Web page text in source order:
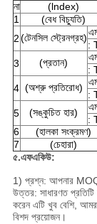
না
(lndex)
1
(বেধ বিচ্যুতি)
2(টেনসিল স্ট্রেনগ্রহ)
:
3
(প্রতান)
:
4 (অশ্রু প্রতিরোধ)
:
5
(সঙ্কুচিত হার)
:
6
(হালকা সংক্রমণ)
7
(চেহারা)
৫.এফএকিউ:
1) প্রশ্ন: আপনার
উত্তর: সাধারণত
করেন এটি খুব বেশি,
বিশদ প্রয়োজন।